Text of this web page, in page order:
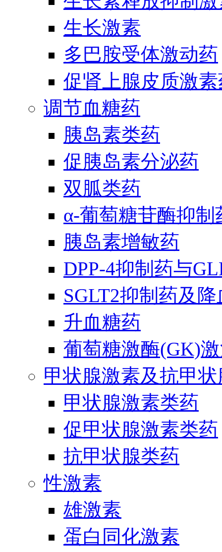
生长激素
多巴胺受体激动药
促肾上腺皮质激
调节血糖药
胰岛素类药
促胰岛素分泌药
双胍类药
α-葡萄糖苷酶抑制
胰岛素增敏药
DPP-4抑制药与
SGLT2抑制药及
升血糖药
葡萄糖激酶(GK)
甲状腺激素及抗甲
甲状腺激素类药
促甲状腺激素类药
抗甲状腺类药
性激素
雄激素
蛋白同化激素